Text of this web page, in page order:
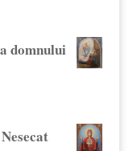
domnului